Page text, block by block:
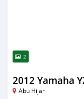
2
2012 Yamaha
Abu Hijar